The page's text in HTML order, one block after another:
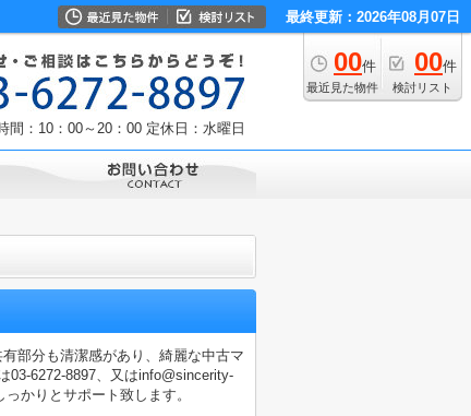
最終更新：2026年08月07日
00件
最近見た物件
00件
検討リスト
間：10：00～20：00 定休日：水曜日
部分も清潔感があり、綺麗な中古マ
03-6272-8897、又はinfo@sincerity-
かりとサポート致します。